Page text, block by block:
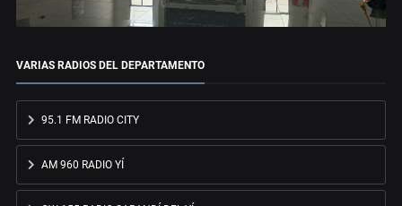
VARIAS RADIOS DEL DEPARTAMENTO
95.1 FM RADIO CITY
AM 960 RADIO YÍ